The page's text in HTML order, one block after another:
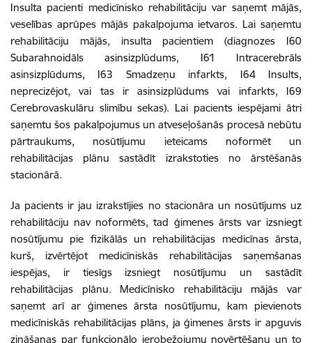
Insulta pacienti medicīnisko rehabilitāciju var saņemt mājās,
veselības aprūpes mājās pakalpojuma ietvaros. Lai saņemtu
rehabilitāciju mājās, insulta pacientiem (diagnozes I60
Subarahnoidāls asinsizplūdums, I61 Intracerebrāls
asinsizplūdums, I63 Smadzeņu infarkts, I64 Insults,
neprecizējot, vai tas ir asinsizplūdums vai infarkts, I69
Cerebrovaskulāru slimību sekas). Lai pacients iespējami ātri
saņemtu šos pakalpojumus un atveseļošanās procesā nebūtu
pārtraukums, nosūtījumu ieteicams noformēt un
rehabilitācijas plānu sastādīt izrakstoties no ārstēšanās
stacionārā.
Ja pacients ir jau izrakstījies no stacionāra un nosūtījums uz
rehabilitāciju nav noformēts, tad ģimenes ārsts var izsniegt
nosūtījumu pie fizikālās un rehabilitācijas medicīnas ārsta,
kurš, izvērtējot medicīniskās rehabilitācijas saņemšanas
iespējas, ir tiesīgs izsniegt nosūtījumu un sastādīt
rehabilitācijas plānu. Medicīnisko rehabilitāciju mājās var
saņemt arī ar ģimenes ārsta nosūtījumu, kam pievienots
medicīniskās rehabilitācijas plāns, ja ģimenes ārsts ir apguvis
zināšanas par funkcionālo ierobežojumu novērtēšanu un to